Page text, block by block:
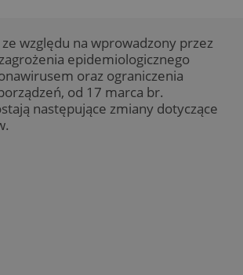
względu na wprowadzony przez
epidemiologicznego
oraz ograniczenia
od 17 marca br.
następujące zmiany dotyczące